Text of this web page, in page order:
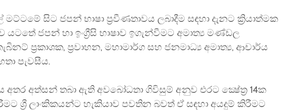
සිට ජපන් භාෂා ප්‍රවීණතාවය ලබාදීම සඳහා දැනට ක්‍රියාත්මක
යටතේ ජපන් හා ඉංග්‍රීසි භාෂාව ඉගැන්වීමට අමාත්‍ය මණ්ඩල
ප්‍රකාශක, ප්‍රවාහන, මහාමාර්ග සහ ජනමාධ්‍ය අමාත්‍ය, ආචාර්ය
පැවසීය.
අතර අත්සන් තබා ඇති අවබෝධතා ගිවිසුම් අනුව එරට ක්‍ෂේත්‍ර 14ක
ශ්‍රී ලාංකිකයන්ට හැකියාව පවතින බවත් ඒ සඳහා අයදුම් කිරීමට